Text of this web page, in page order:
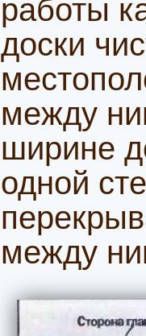
работы
доски
между
ширине
одной
между